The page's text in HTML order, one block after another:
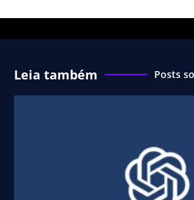
Leia também Posts